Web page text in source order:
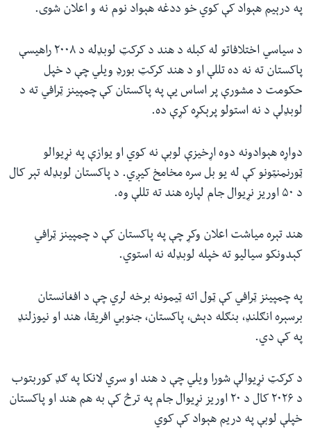
په درېیم هېواد کې کوي خو ددغه هېواد نوم نه و اعلان شوی.
د سیاسي اختلافاتو له کبله د هند د کرکټ لوبډله د ۲۰۰۸ راهیسې
پاکستان ته نه ده تللې او د هند کرکټ بورډ ویلي چې د خپل
حکومت د مشورې پر اساس یې په پاکستان کې چمپینز ټرافي ته د
لوبډلې د نه استولو پرېکړه کړې ده.
دواړه هېوادونه دوه اړخیزې لوبې نه کوي او یوازې په نړیوالو
ټورنمنټونو کې له یو بل سره مخامخ کیږي. د پاکستان لوبډله تېر کال
د ۵۰ اوریز نړیوال جام لپاره هند ته تللې وه.
هند تېره میاشت اعلان وکړ چې په پاکستان کې د چمپینز ټرافي
کېدونکو سیالیو ته خپله لوبډله نه استوي.
په چمپینز ټرافي کې ټول اته ټیمونه برخه لري چې د افغانستان
برسېره انګلنډ، بنګله دېش، پاکستان، جنوبي افریقا، هند او نیوزلنډ
په کې دي.
د کرکټ نړیوالې شورا ویلي چې د هند او سري لانکا په ګډ کوربتوب
د ۲۰۲۶ کال د ۲۰ اوریز نړیوال جام په ترڅ کې به هم هند او پاکستان
خپلې لوبې په دریم هېواد کې کوي